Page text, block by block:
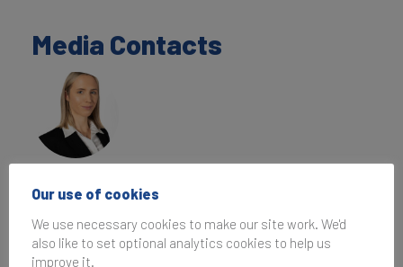
Media Contacts
Associate Communications Manager
Brand Finance
T:+447453771171
Our use of cookies
We use necessary cookies to make our site work. We'd
also like to set optional analytics cookies to help us
improve it.